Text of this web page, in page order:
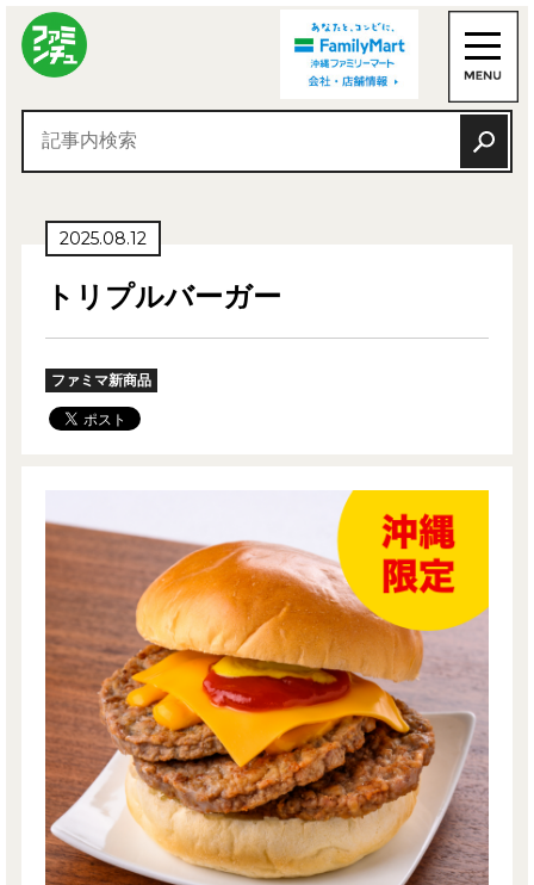
2025.08.12
トリプルバーガー
ファミマ新商品